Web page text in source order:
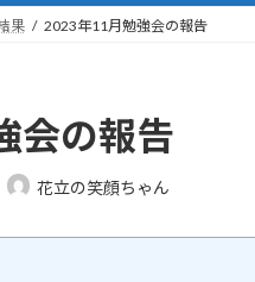
果 2023年11月勉強会の報告
会の報告
花立の笑顔ちゃん